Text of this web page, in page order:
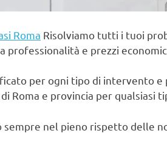
Roma Risolviamo tutti i tuoi
professionalità e prezzi
per ogni tipo di intervento
Roma e provincia per qualsiasi
nel pieno rispetto delle